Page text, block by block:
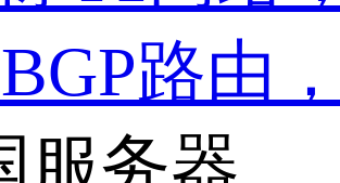
路由
服务器